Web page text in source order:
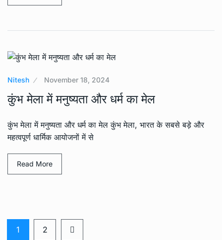
Nitesh November 18, 2024
कुंभ मेला में मनुष्यता और धर्म का मेल
कुंभ मेला में मनुष्यता और धर्म का मेल कुंभ मेला, भारत के सबसे बड़े और
महत्वपूर्ण धार्मिक आयोजनों में से
Read More
1 2